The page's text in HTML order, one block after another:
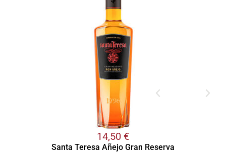
14,50 €
Santa Teresa Añejo Gran Reserva